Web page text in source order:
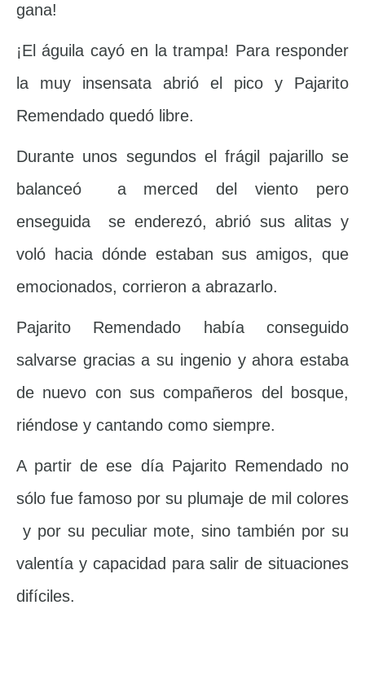
gana!
¡El águila cayó en la trampa! Para responder
la muy insensata abrió el pico y Pajarito
Remendado quedó libre.
Durante unos segundos el frágil pajarillo se
balanceó a merced del viento pero
enseguida se enderezó, abrió sus alitas y
voló hacia dónde estaban sus amigos, que
emocionados, corrieron a abrazarlo.
Pajarito Remendado había conseguido
salvarse gracias a su ingenio y ahora estaba
de nuevo con sus compañeros del bosque,
riéndose y cantando como siempre.
A partir de ese día Pajarito Remendado no
sólo fue famoso por su plumaje de mil colores
y por su peculiar mote, sino también por su
valentía y capacidad para salir de situaciones
difíciles.